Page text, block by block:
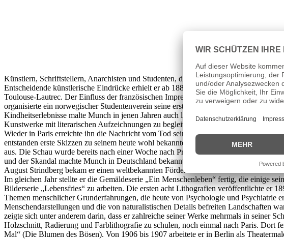
Künstlern, Schriftstellern, Anarchisten und Studenten, die sich gegen die bürgerliche
Entscheidende künstlerische Eindrücke erhielt er ab 1885 in Paris, auf
Toulouse-Lautrec. Der Einfluss der französischen Impressionisten wurde in seinen
organisierte ein norwegischer Studentenverein seine erste Einzelausstellung. Im
Kindheitserlebnisse malte Munch in jenen Jahren auch lyrische
Kunstwerke mit literarischen Aufzeichnungen zu begleiten.
Wieder in Paris erreichte ihn die Nachricht vom Tod seines Vaters und Munch
entstanden erste Skizzen zu seinem heute wohl bekanntesten Werk „Der Schrei“.
aus. Die Schau wurde bereits nach einer Woche nach Protesten deutscher Künstler
und der Skandal machte Munch in Deutschland bekannt. Er gewann Gönner in
August Strindberg bekam er einen weltbekannten Förderer. Munch siedelte 1893
Im gleichen Jahr stellte er die Gemäldeserie „Ein Menschenleben“ fertig, die einige
Bilderserie „Lebensfries“ zu arbeiten. Die ersten acht Lithografien veröffentlichte er
Themen menschlicher Grunderfahrungen, die heute von Psychologie und Psychiatrie
Menschendarstellungen und die von naturalistischen Details befreiten Landschaften
zeigte sich unter anderem darin, dass er zahlreiche seiner Werke mehrmals in seiner
Holzschnitt, Radierung und Farblithografie zu schulen, noch einmal nach Paris. Dort
Mal“ (Die Blumen des Bösen). Von 1906 bis 1907 arbeitete er in Berlin als